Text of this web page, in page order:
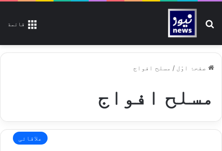
قائمة تلاش کیجیے
صفحۂ اوّل / مسلح افواج
مسلح افواج
علاقائی